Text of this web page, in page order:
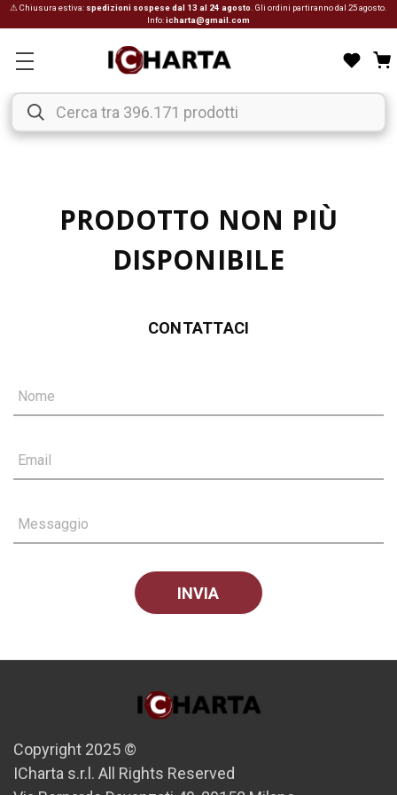
⚠ Chiusura estiva: spedizioni sospese dal 13 al 24 agosto . Gli ordini partiranno dal 25 agosto.
Info:icharta@gmail.com
PRODOTTO NON PIÙ
DISPONIBILE
CONTATTACI
Nome
Email
Messaggio
Copyright 2025 ©
ICharta s.r.l. All Rights Reserved